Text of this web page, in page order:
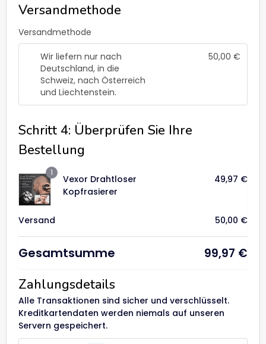
Versandmethode
Versandmethode
Wir liefern nur nach
Deutschland, in die
Schweiz, nach Österreich
und Liechtenstein.
50,00 €
Schritt 4: Überprüfen Sie Ihre
Bestellung
1
Vexor Drahtloser
Kopfrasierer
49,97 €
Versand 50,00 €
Gesamtsumme 99,97 €
Zahlungsdetails
Alle Transaktionen sind sicher und verschlüsselt.
Kreditkartendaten werden niemals auf unseren
Servern gespeichert.